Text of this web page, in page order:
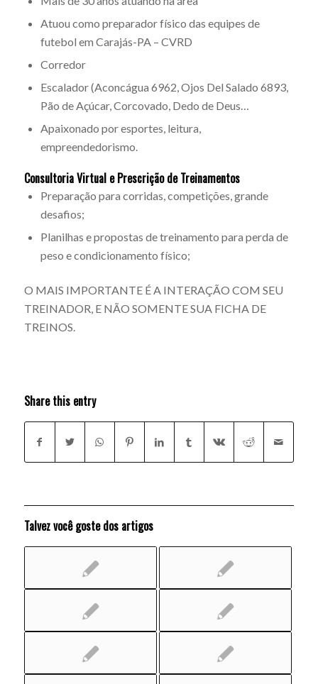
Atuou como preparador físico das equipes de
futebol em Carajás-PA – CVRD
Corredor
Escalador (Aconcágua 6962, Ojos Del Salado 6893,
Pão de Açúcar, Corcovado, Dedo de Deus…
Apaixonado por esportes, leitura,
empreendedorismo.
Consultoria Virtual e Prescrição de Treinamentos
Preparação para corridas, competições, grande
desafios;
Planilhas e propostas de treinamento para perda de
peso e condicionamento físico;
O MAIS IMPORTANTE É A INTERAÇÃO COM SEU
TREINADOR, E NÃO SOMENTE SUA FICHA DE
TREINOS.
Share this entry
Talvez você goste dos artigos